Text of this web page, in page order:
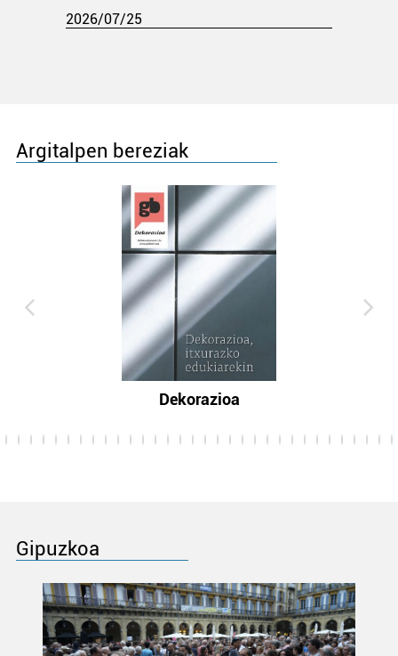
2026/07/25
Argitalpen bereziak
Dekorazioa
Gipuzkoa